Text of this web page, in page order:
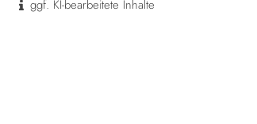
ggf. KI-bearbeitete Inhalte